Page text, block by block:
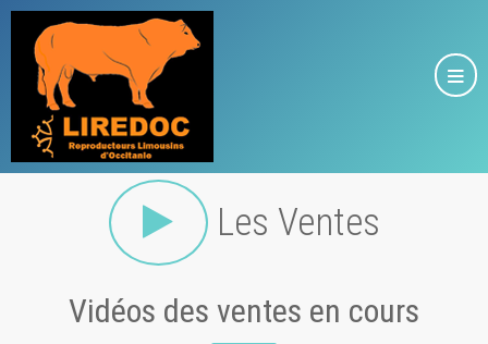
Les Ventes
Vidéos des ventes en cours